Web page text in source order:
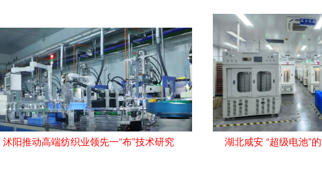
沭阳推动高端纺织业领先一“布”技术研究 湖北咸安 “超级电池”